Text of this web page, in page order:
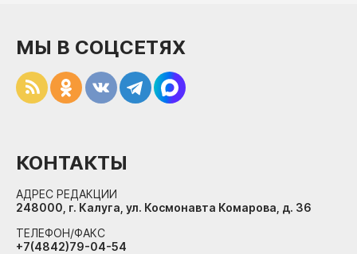
МЫ В СОЦСЕТЯХ
КОНТАКТЫ
АДРЕС РЕДАКЦИИ
248000, г. Калуга, ул. Космонавта Комарова, д. 36
ТЕЛЕФОН/ФАКС
+7(4842)79-04-54